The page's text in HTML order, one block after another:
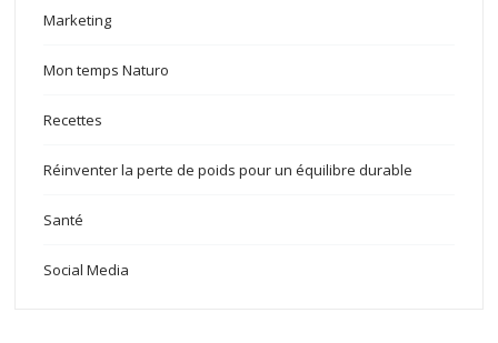
Marketing
Mon temps Naturo
Recettes
Réinventer la perte de poids pour un équilibre durable
Santé
Social Media